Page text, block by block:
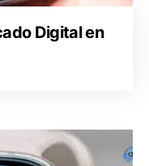
Digital en